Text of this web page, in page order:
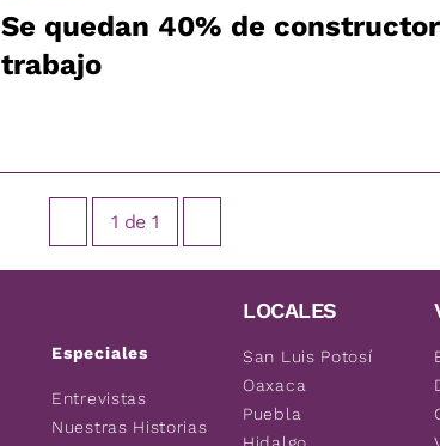
Se quedan 40% de
trabajo
1 de 1
Especiales
Entrevistas
Nuestras Historias
LOCALES
San Luis Potosí
Oaxaca
Puebla